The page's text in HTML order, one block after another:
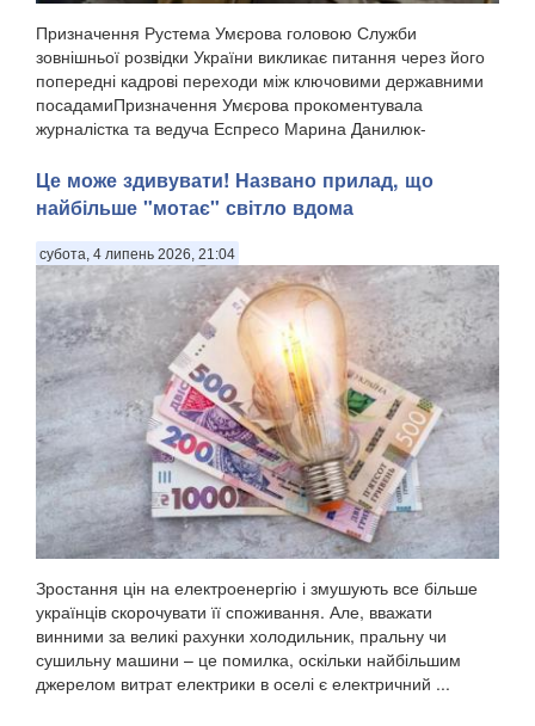
Призначення Рустема Умєрова головою Служби
зовнішньої розвідки України викликає питання через його
попередні кадрові переходи між ключовими державними
посадамиПризначення Умєрова прокоментувала
журналістка та ведуча Еспресо Марина Данилюк-
Це може здивувати! Названо прилад, що
найбільше "мотає" світло вдома
субота, 4 липень 2026, 21:04
Зростання цін на електроенергію і змушують все більше
українців скорочувати її споживання. Але, вважати
винними за великі рахунки холодильник, пральну чи
сушильну машини – це помилка, оскільки найбільшим
джерелом витрат електрики в оселі є електричний ...